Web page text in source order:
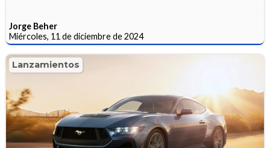
Jorge Beher
Miércoles, 11 de diciembre de 2024
Lanzamientos